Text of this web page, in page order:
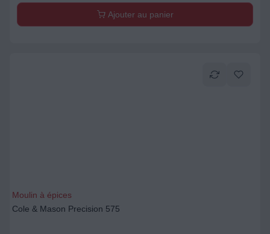
Ajouter au panier
Moulin à épices
Cole & Mason Precision 575